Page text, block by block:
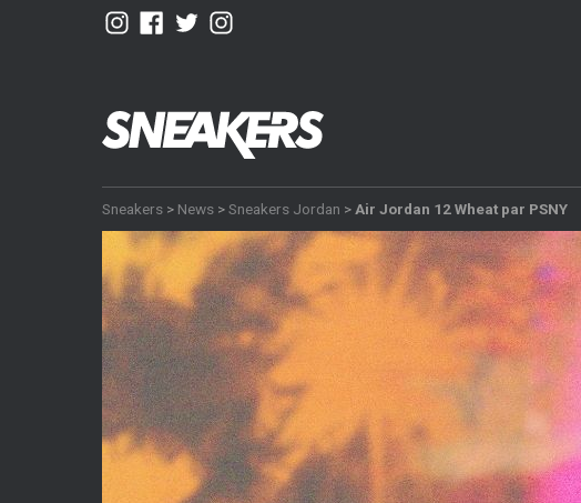
Sneakers > News >Sneakers Jordan > Air Jordan 12 Wheat par PSNY